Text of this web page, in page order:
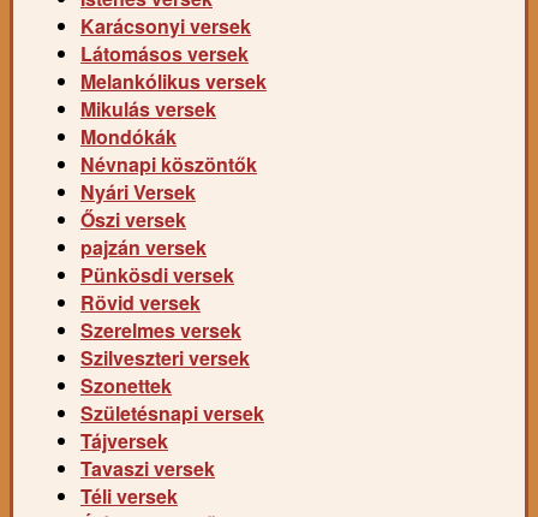
Karácsonyi versek
Látomásos versek
Melankólikus versek
Mikulás versek
Mondókák
Névnapi köszöntők
Nyári Versek
Őszi versek
pajzán versek
Pünkösdi versek
Rövid versek
Szerelmes versek
Szilveszteri versek
Szonettek
Születésnapi versek
Tájversek
Tavaszi versek
Téli versek